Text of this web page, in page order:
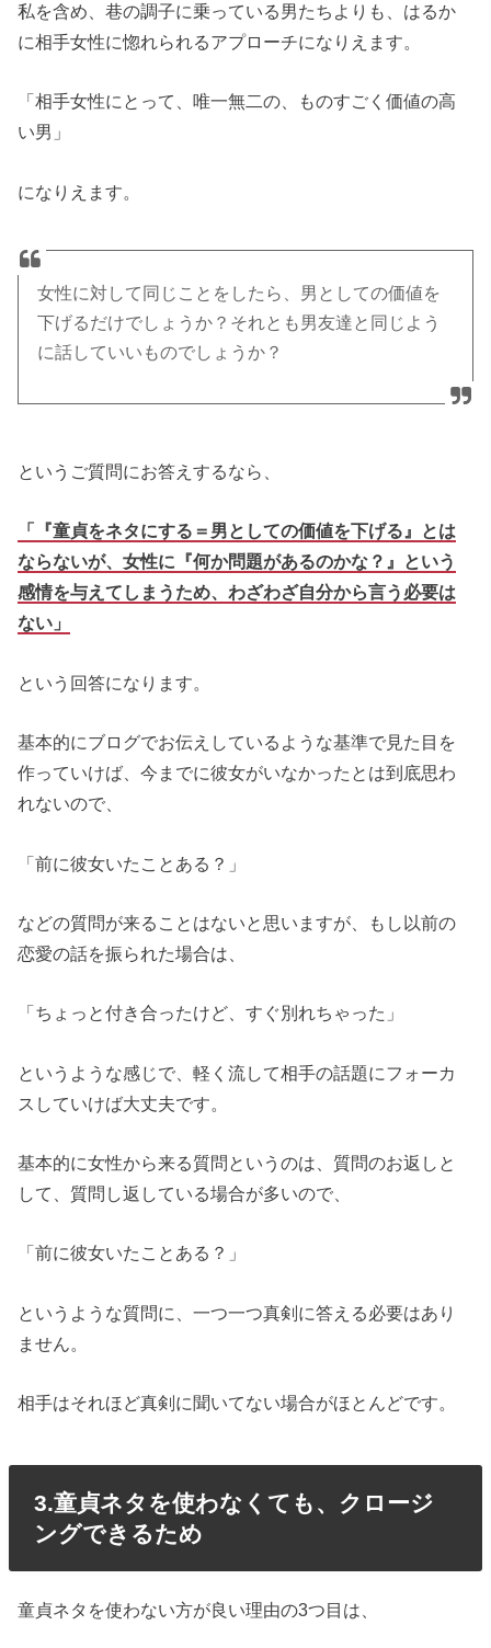
私を含め、巷の調子に乗っている男たちよりも、はるか
に相手女性に惚れられるアプローチになりえます。
「相手女性にとって、唯一無二の、ものすごく価値の高
い男」
になりえます。
女性に対して同じことをしたら、男としての価値を
下げるだけでしょうか？それとも男友達と同じよう
に話していいものでしょうか？
というご質問にお答えするなら、
「『童貞をネタにする＝男としての価値を下げる』とは
ならないが、女性に『何か問題があるのかな？』という
感情を与えてしまうため、わざわざ自分から言う必要は
ない」
という回答になります。
基本的にブログでお伝えしているような基準で見た目を
作っていけば、今までに彼女がいなかったとは到底思わ
れないので、
「前に彼女いたことある？」
などの質問が来ることはないと思いますが、もし以前の
恋愛の話を振られた場合は、
「ちょっと付き合ったけど、すぐ別れちゃった」
というような感じで、軽く流して相手の話題にフォーカ
スしていけば大丈夫です。
基本的に女性から来る質問というのは、質問のお返しと
して、質問し返している場合が多いので、
「前に彼女いたことある？」
というような質問に、一つ一つ真剣に答える必要はあり
ません。
相手はそれほど真剣に聞いてない場合がほとんどです。
3.童貞ネタを使わなくても、クロージ
ングできるため
童貞ネタを使わない方が良い理由の3つ目は、